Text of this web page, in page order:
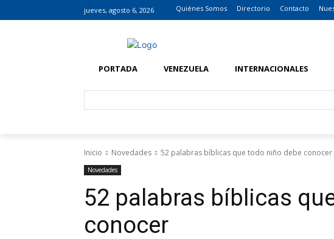
jueves, agosto 6, 2026 Quiénes Somos Directorio Contacto
PORTADA VENEZUELA INTERNACIONALES
Inicio Novedades 52 palabras bíblicas que todo niño debe conocer
Novedades
52 palabras bíblicas
conocer